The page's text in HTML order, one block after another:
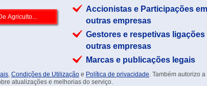
Accionistas e Participações em
outras empresas
Gestores e respetivas ligações
outras empresas
Marcas e publicações legais
, Condições de Utilização e Política de privacidade. Também autorizo a
atualizações e melhorias do serviço.